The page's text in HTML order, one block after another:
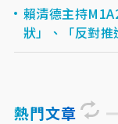
賴清德主持
狀」、「反對推
熱門文章